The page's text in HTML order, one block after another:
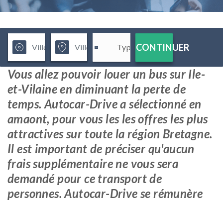
CONTINUER
Vous allez pouvoir louer un bus sur Ile-
et-Vilaine en diminuant la perte de
temps. Autocar-Drive a sélectionné en
amaont, pour vous les les offres les plus
attractives sur toute la région Bretagne.
Il est important de préciser qu'aucun
frais supplémentaire ne vous sera
demandé pour ce transport de
personnes. Autocar-Drive se rémunère